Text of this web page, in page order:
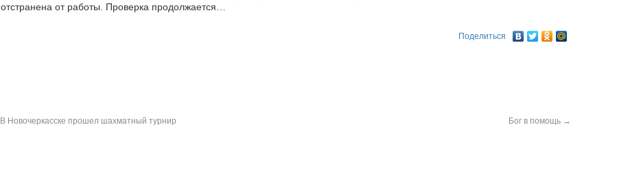
отстранена от работы. Проверка продолжается…
Поделиться
В Новочеркасске прошел шахматный турнир Бог в помощь →